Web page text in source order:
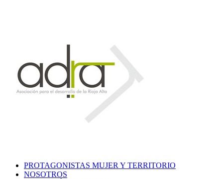
PROTAGONISTAS MUJER Y TERRITORIO
NOSOTROS